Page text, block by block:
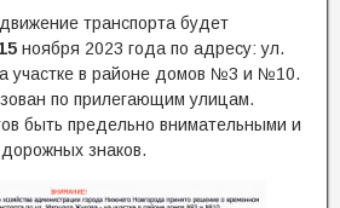
транспорта будет
ноября 2023 года по адресу: ул.
участке в районе домов №3 и №10.
по прилегающим улицам.
быть предельно внимательными и
знаков.